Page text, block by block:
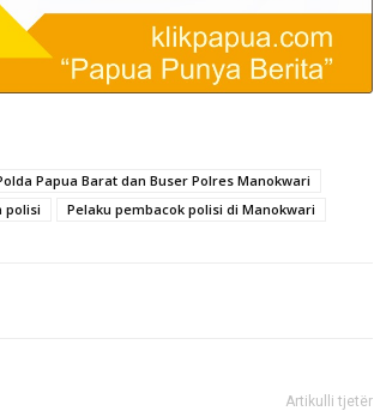
Papua Barat dan Buser Polres Manokwari
polisi
Pelaku pembacok polisi di Manokwari
Artikulli tjetër